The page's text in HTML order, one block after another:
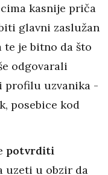
kasnije priča
glavni zaslužan
te je bitno da što
odgovarali
profilu uzvanika -
posebice kod
potvrditi
uzeti u obzir da